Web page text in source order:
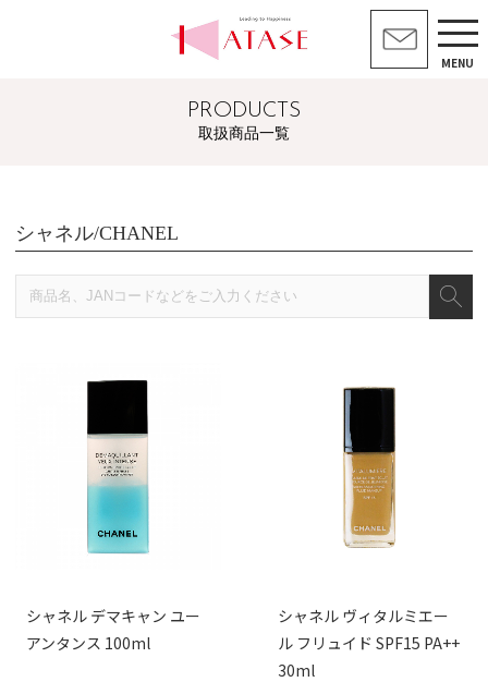
MENU
PRODUCTS
取扱商品一覧
シャネル/CHANEL
シャネル デマキャン ユー
アンタンス 100ml
シャネル ヴィタルミエー
ル フリュイド SPF15 PA++
30ml